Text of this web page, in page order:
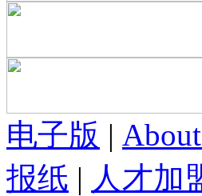
电子版 |
报纸 | 人才加